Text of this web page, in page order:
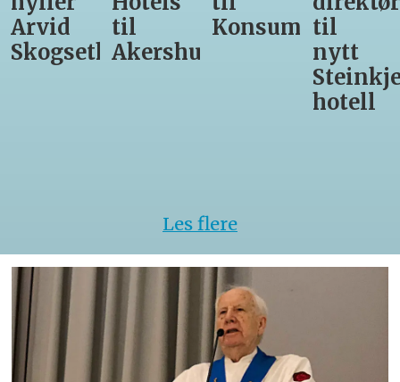
til
Akershus
Konsumgruppen
til
Steinkjer-
være
med
Asko
Les flere